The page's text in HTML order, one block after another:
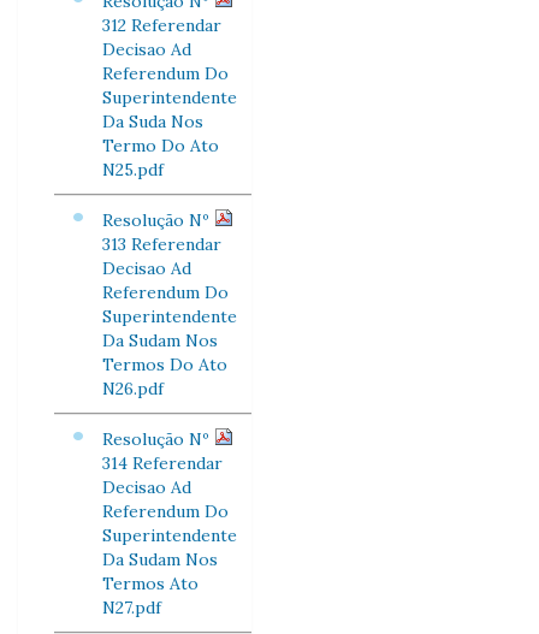
312 Referendar
Decisao Ad
Referendum Do
Superintendente
Da Suda Nos
Termo Do Ato
N25.pdf
Resolução Nº
313 Referendar
Decisao Ad
Referendum Do
Superintendente
Da Sudam Nos
Termos Do Ato
N26.pdf
Resolução Nº
314 Referendar
Decisao Ad
Referendum Do
Superintendente
Da Sudam Nos
Termos Ato
N27.pdf